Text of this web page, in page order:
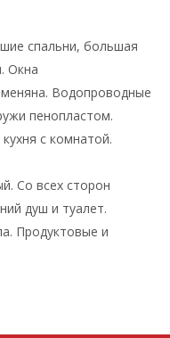
спальни, большая
Окна
Водопроводные
пенопластом.
с комнатой.
Со всех сторон
душ и туалет.
Продуктовые и